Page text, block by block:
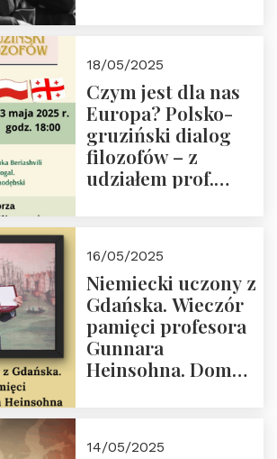
społeczny, członek
Kapituły Nagrody
im. Prezydenta
Lecha
Kaczyńskiego.
Wielki autorytet.
18/05/2025
Czym jest dla nas
Europa? Polsko-
gruziński dialog
filozofów – z
udziałem prof.
Dom Trójmorza 23
maja 2025 r. godz.
18:00.
16/05/2025
Niemiecki uczony z
Gdańska. Wieczór
pamięci profesora
Gunnara
Heinsohna. Dom
14/05/2025